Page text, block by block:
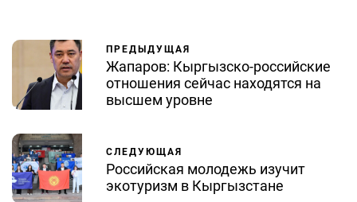
ПРЕДЫДУЩАЯ
Жапаров: Кыргызско-российские
отношения сейчас находятся на
высшем уровне
СЛЕДУЮЩАЯ
Российская молодежь изучит
экотуризм в Кыргызстане